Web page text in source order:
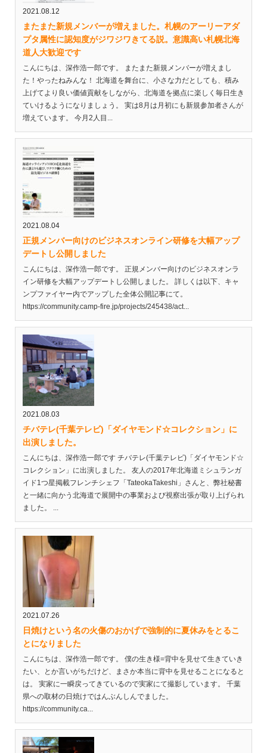
2021.08.12
またまた新規メンバーが増えました。札幌のアーリーアダ
プタ属性に認知度がジワジワきてる説。意識高い札幌北海
道人大歓迎です
こんにちは、深作浩一郎です。 またまた新規メンバーが増えまし
た！やったねみんな！ 北海道を舞台に、小さな力だとしても、積み
上げてより良い価値貢献をしながら、北海道を拠点に楽しく毎日生き
ていけるようになりましょう。 実は8月は月初にも新規参加者さんが
増えています。 今月2人目...
2021.08.04
正規メンバー向けのビジネスオンライン研修を大幅アップ
デートし公開しました
こんにちは、深作浩一郎です。 正規メンバー向けのビジネスオンラ
イン研修を大幅アップデートし公開しました。 詳しくは以下、キャ
ンプファイヤー内でアップした全体公開記事にて。
https://community.camp-fire.jp/projects/245438/act...
2021.08.03
チバテレ(千葉テレビ)「ダイヤモンド☆コレクション」に
出演しました。
こんにちは、深作浩一郎です チバテレ(千葉テレビ)「ダイヤモンド☆
コレクション」に出演しました。 友人の2017年北海道ミシュランガ
イド1つ星掲載フレンチシェフ「TateokaTakeshi」さんと、弊社秘書
と一緒に向かう北海道で展開中の事業および視察出張が取り上げられ
ました。 ...
2021.07.26
日焼けという名の火傷のおかげで強制的に夏休みをとるこ
とになりました
こんにちは、深作浩一郎です。 僕の生き様=背中を見せて生きていき
たい、とか言いがちだけど、まさか本当に背中を見せることになると
は。 実家に一瞬戻ってきているので実家にて撮影しています。 千葉
県への取材の日焼けではんぶんしんでました。
https://community.ca...